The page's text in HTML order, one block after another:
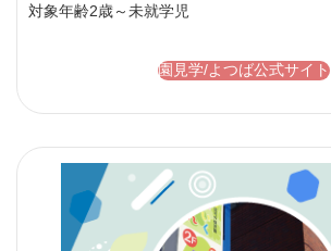
対象年齢2歳～未就学児
園見学/よつば公式サイト